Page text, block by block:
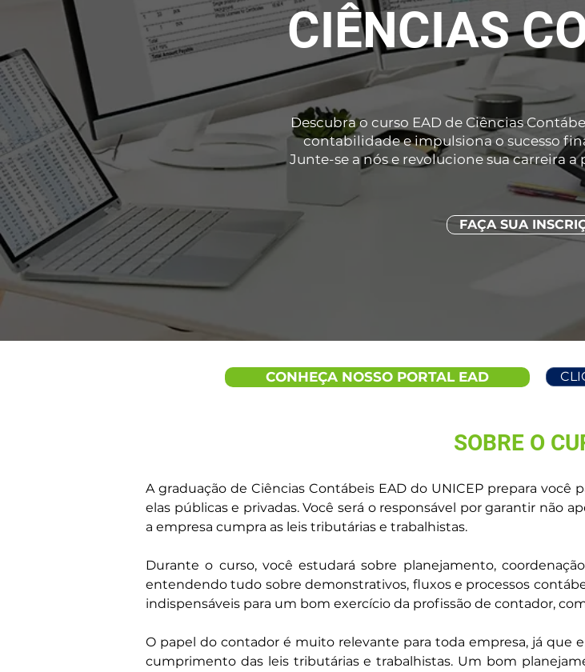
CIÊNCIAS
Descubra o curso EAD de Ciências
contabilidade e impulsiona o sucesso
Junte-se a nós e revolucione sua carreira
FAÇA SUA
CONHEÇA NOSSO PORTAL EAD
SOBRE O
A graduação de Ciências Contábeis EAD do UNICEP prepara você
elas públicas e privadas. Você será o responsável por garantir não
a empresa cumpra as leis tributárias e trabalhistas.
Durante o curso, você estudará sobre planejamento,
entendendo tudo sobre demonstrativos, fluxos e processos
indispensáveis para um bom exercício da profissão de contador,
O papel do contador é muito relevante para toda empresa, já que
cumprimento das leis tributárias e trabalhistas. Um bom